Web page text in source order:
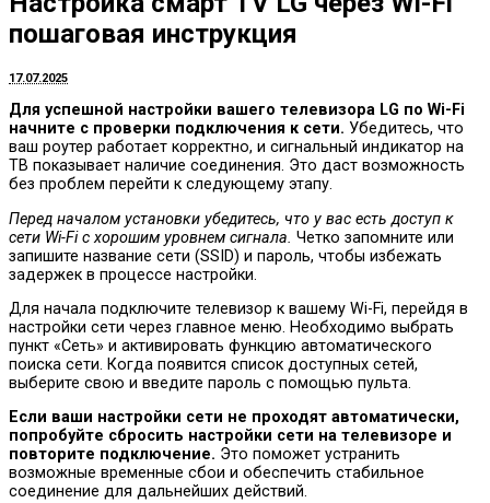
пошаговая инструкция
17.07.2025
Для успешной настройки вашего телевизора LG по Wi-Fi
начните с проверки подключения к сети. Убедитесь, что
ваш роутер работает корректно, и сигнальный индикатор на
ТВ показывает наличие соединения. Это даст возможность
без проблем перейти к следующему этапу.
Перед началом установки убедитесь, что у вас есть доступ к
сети Wi-Fi с хорошим уровнем сигнала. Четко запомните или
запишите название сети (SSID) и пароль, чтобы избежать
задержек в процессе настройки.
Для начала подключите телевизор к вашему Wi-Fi, перейдя в
настройки сети через главное меню. Необходимо выбрать
пункт «Сеть» и активировать функцию автоматического
поиска сети. Когда появится список доступных сетей,
выберите свою и введите пароль с помощью пульта.
Если ваши настройки сети не проходят автоматически,
попробуйте сбросить настройки сети на телевизоре и
повторите подключение. Это поможет устранить
возможные временные сбои и обеспечить стабильное
соединение для дальнейших действий.